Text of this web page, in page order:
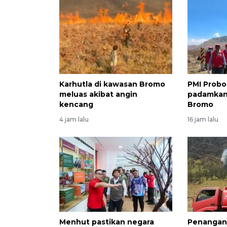
Karhutla di kawasan Bromo
meluas akibat angin
kencang
4 jam lalu
PMI
Bromo
16 jam lalu
Menhut pastikan negara